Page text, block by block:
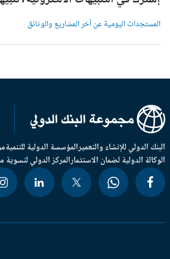
المستجدات اليومية عن آخر المشاريع والوثائق
الدولي للإنشاء والتعميرالمؤسسة الدولية للتنمية
الدولية لضمان الاستثمارالمركز الدولي لتسوية